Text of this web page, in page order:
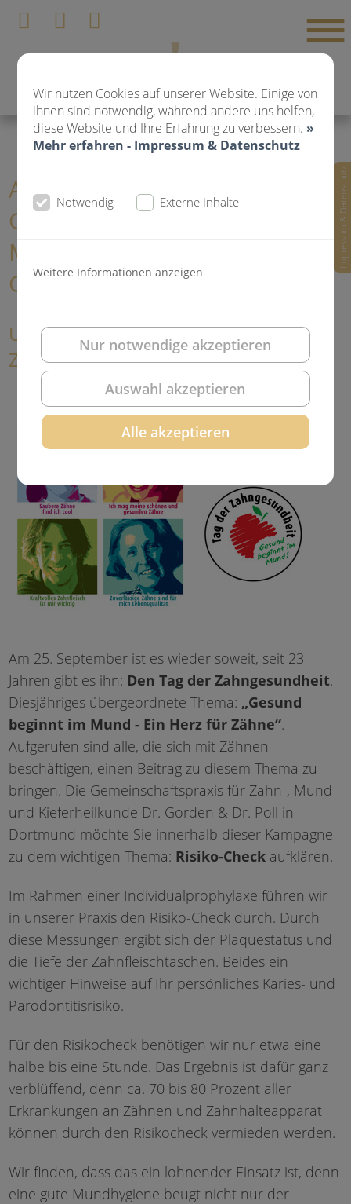
Wir nutzen Cookies auf unserer Website. Einige von
ihnen sind notwendig, während andere uns helfen,
diese Website und Ihre Erfahrung zu verbessern. »
Mehr erfahren - Impressum & Datenschutz
Notwendig Externe Inhalte
Weitere Informationen anzeigen
Nur notwendige akzeptieren
Auswahl akzeptieren
Alle akzeptieren
Impressum & Datenschutz
Aktuelle News
Gemeinschaftspraxis für Zahn-,
Mund- und Kieferheilkunde Dr.
Gorden und Dr. Poll
Unser Thema zum Tag der
Zahngesundheit: „Risiko-Check.“
Am 25. September ist es wieder soweit, seit 23
Jahren gibt es ihn: Den Tag der Zahngesundheit.
Diesjähriges übergeordnete Thema: „Gesund
beginnt im Mund - Ein Herz für Zähne“.
Aufgerufen sind alle, die sich mit Zähnen
beschäftigen, einen Beitrag zu diesem Thema zu
bringen. Die Gemeinschaftspraxis für Zahn-, Mund-
und Kieferheilkunde Dr. Gorden & Dr. Poll in
Dortmund möchte Sie innerhalb dieser Kampagne
zu dem wichtigen Thema: Risiko-Check aufklären.
Im Rahmen einer Individualprophylaxe führen wir
in unserer Praxis den Risiko-Check durch. Durch
diese Messungen ergibt sich der Plaquestatus und
die Tiefe der Zahnfleischtaschen. Beides ein
wichtiger Hinweise auf Ihr persönliches Karies- und
Parodontitisrisiko.
Für den Risikocheck benötigen wir nur etwa eine
halbe bis eine Stunde. Das Ergebnis ist dafür ganz
verblüffend, denn ca. 70 bis 80 Prozent aller
Erkrankungen an Zähnen und Zahnhalteapparat
können durch den Risikocheck vermieden werden.
Wir finden, dass das ein lohnender Einsatz ist, denn
eine gute Mundhygiene beugt nicht nur der